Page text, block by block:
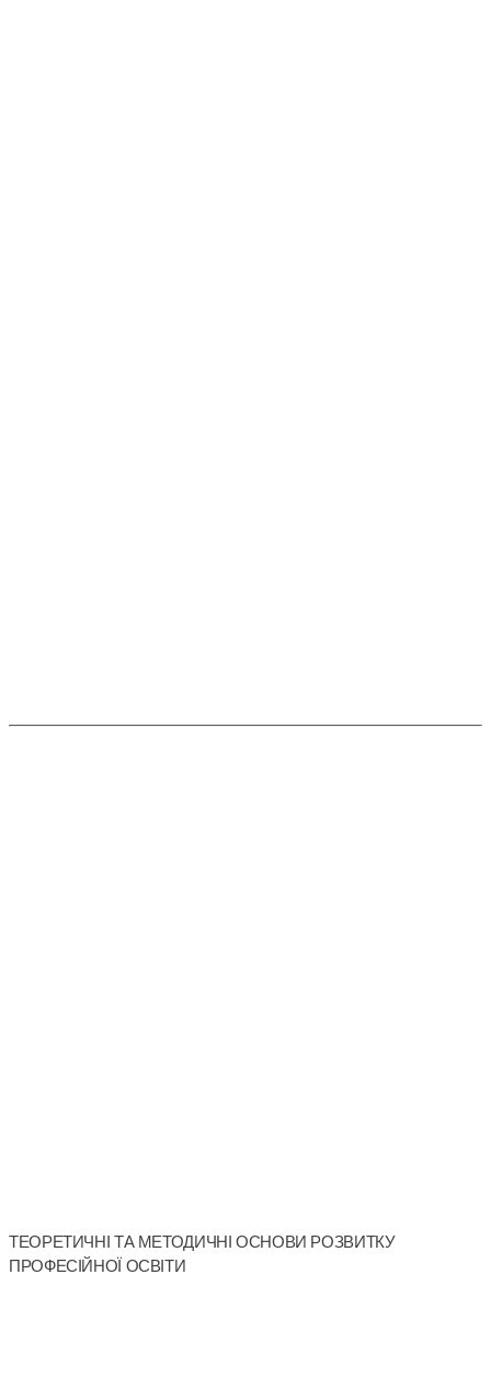
ТЕОРЕТИЧНІ ТА МЕТОДИЧНІ ОСНОВИ РОЗВИТКУ
ПРОФЕСІЙНОЇ ОСВІТИ